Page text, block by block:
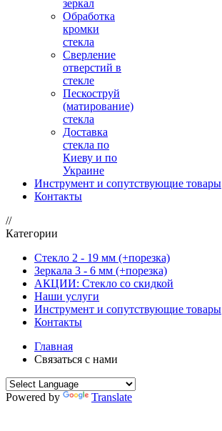
зеркал
Обработка
кромки
стекла
Сверление
отверстий в
стекле
Пескоструй
(матирование)
стекла
Доставка
стекла по
Киеву и по
Украине
Инструмент и сопутствующие товары
Контакты
//
Категории
Стекло 2 - 19 мм (+порезка)
Зеркала 3 - 6 мм (+порезка)
АКЦИИ: Стекло со скидкой
Наши услуги
Инструмент и сопутствующие товары
Контакты
Главная
Связаться с нами
Powered by Translate